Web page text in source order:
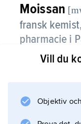
Moissan
fransk
pharmacie i
universitet (i
av en elektrisk
Vill du
Objektiv